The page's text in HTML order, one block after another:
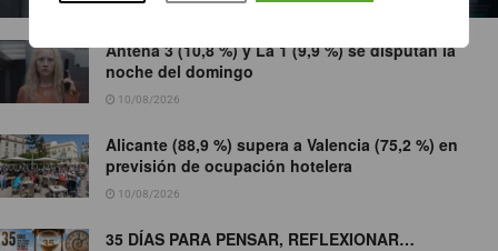
Antena 3 (10,8 %) y La 1 (9,9 %) se disputan la
noche del domingo
10/08/2026
Alicante (88,9 %) supera a Valencia (75,2 %) en
previsión de ocupación hotelera
10/08/2026
35 DÍAS PARA PENSAR, REFLEXIONAR…